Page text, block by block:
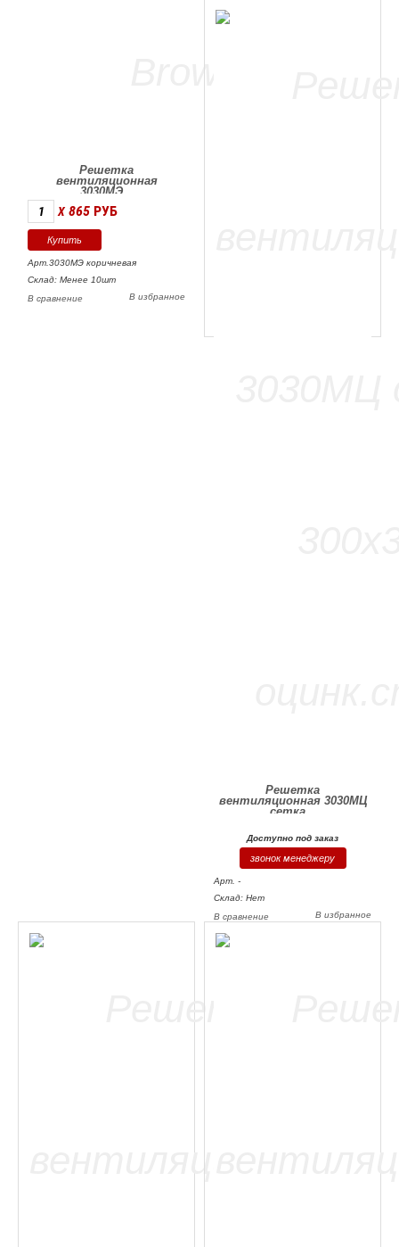
Решетка
вентиляционная
3030МЭ...
X 865 РУБ
Арт.3030МЭ коричневая
Склад: Менее 10шт
В избранное
В сравнение
Решетка
вентиляционная 3030МЦ
сетка...
Доступно под заказ
звонок менеджеру
Арт. -
Склад: Нет
В избранное
В сравнение